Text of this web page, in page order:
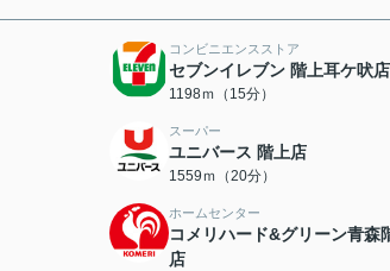
コンビニエンスストア
セブンイレブン 階上耳ケ吠店
1198ｍ（15分）
スーパー
ユニバース 階上店
1559ｍ（20分）
ホームセンター
コメリハード&グリーン青森
店